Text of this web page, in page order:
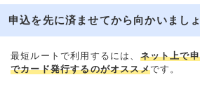
申込を先に済ませてから向かいまし
最短ルートで利用するには、 ネット上で
でカード発行するのがオススメです。